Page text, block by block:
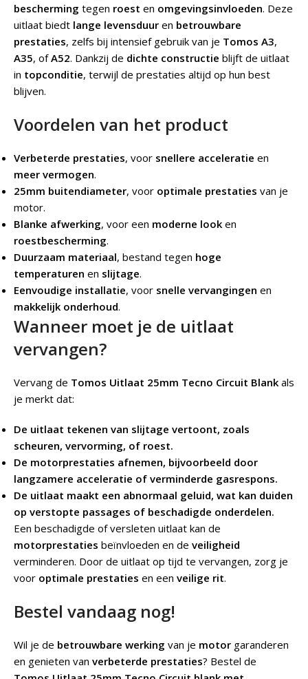
bescherming tegen roest en omgevingsinvloeden. Deze
uitlaat biedt lange levensduur en betrouwbare
prestaties, zelfs bij intensief gebruik van je Tomos A3,
A35, ofA52. Dankzij de dichte constructie blijft de uitlaat
in topconditie, terwijl de prestaties altijd op hun best
blijven.
Voordelen van het product
Verbeterde prestaties, voor snellere acceleratie en
meer vermogen.
25mm buitendiameter, voor optimale prestaties van je
motor.
Blanke afwerking, voor een moderne look en
roestbescherming.
Duurzaam materiaal, bestand tegen hoge
temperaturen en slijtage.
Eenvoudige installatie, voor snelle vervangingen en
makkelijk onderhoud.
Wanneer moet je de uitlaat
vervangen?
Vervang de Tomos Uitlaat 25mm Tecno Circuit Blank als
je merkt dat:
De uitlaat tekenen van slijtage vertoont, zoals
scheuren, vervorming, of roest.
De motorprestaties afnemen, bijvoorbeeld door
langzamere acceleratie of verminderde gasrespons.
De uitlaat maakt een abnormaal geluid, wat kan duiden
op verstopte passages of beschadigde onderdelen.
Een beschadigde of versleten uitlaat kan de
motorprestaties beïnvloeden en de veiligheid
verminderen. Door de uitlaat op tijd te vervangen, zorg je
voor optimale prestaties en een veilige rit.
Bestel vandaag nog!
Wil je de betrouwbare werking van je motor garanderen
en genieten van verbeterde prestaties? Bestel de